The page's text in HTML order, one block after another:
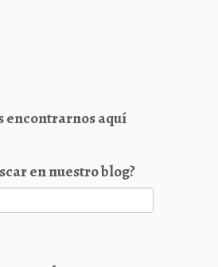
encontrarnos aquí
en nuestro blog?